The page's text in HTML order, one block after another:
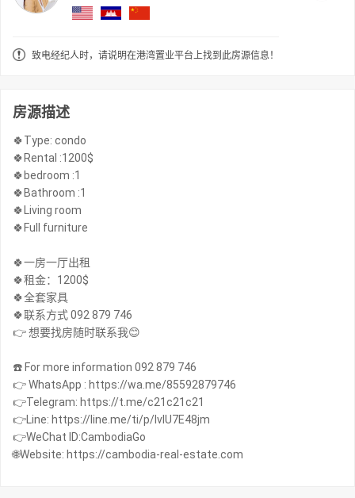
致电经纪人时，请说明在港湾置业平台上找到此房源信息！
房源描述
🍀Type: condo
🍀Rental :1200$
🍀bedroom :1
🍀Bathroom :1
🍀Living room
🍀Full furniture
🍀一房一厅出租
🍀租金：1200$
🍀全套家具
🍀联系方式 092 879 746
👉 想要找房随时联系我😊
☎️ For more information 092 879 746
👉 WhatsApp : https://wa.me/85592879746
👉Telegram: https://t.me/c21c21c21
👉Line: https://line.me/ti/p/IvIU7E48jm
👉WeChat ID:CambodiaGo
🌐Website: https://cambodia-real-estate.com